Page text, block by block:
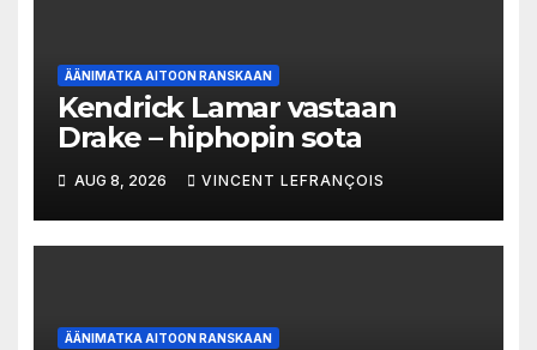
ÄÄNIMATKA AITOON RANSKAAN
Kendrick Lamar vastaan
Drake – hiphopin sota
AUG 8, 2026 VINCENT LEFRANÇOIS
ÄÄNIMATKA AITOON RANSKAAN